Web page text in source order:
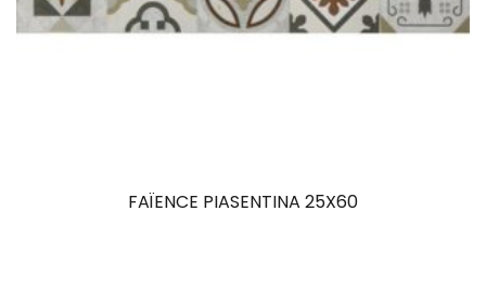
FAÏENCE PIASENTINA 25X60